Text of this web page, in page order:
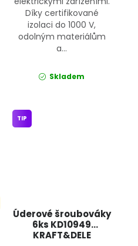
Díky certifikované
izolaci do 1000 V,
odolným materiálům
a...
Skladem
Úderové šroubováky
6ks KD10949
KRAFT&DELE
TIP